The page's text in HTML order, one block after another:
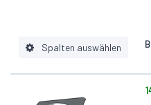
Spalten auswählen
Hartmetallsorte